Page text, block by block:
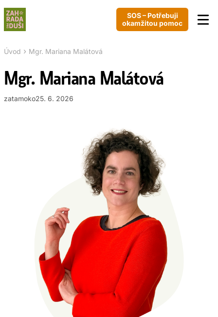
SOS – Potřebuji
okamžitou pomoc
Úvod › Mgr. Mariana Malátová
Mgr. Mariana Malátová
zatamoko25. 6. 2026